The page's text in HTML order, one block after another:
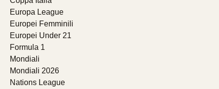
Europa League
Europei Femminili
Europei Under 21
Formula 1
Mondiali
Mondiali 2026
Nations League